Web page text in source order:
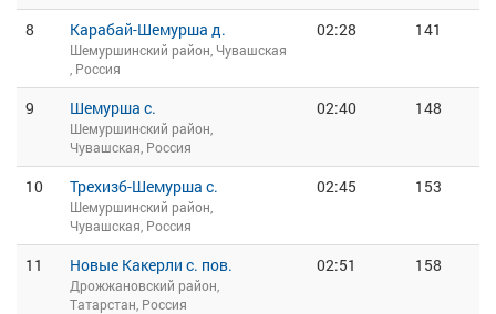
8 Карабай-Шемурша д.
Шемуршинский район, Чувашская
, Россия
02:28 141
9 Шемурша с.
Шемуршинский район,
Чувашская, Россия
02:40 148
10 Трехизб-Шемурша с.
Шемуршинский район,
Чувашская, Россия
02:45 153
11 Новые Какерли с. пов.
Дрожжановский район,
Татарстан, Россия
02:51 158